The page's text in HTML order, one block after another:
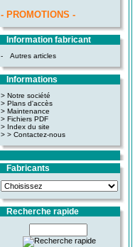
- PROMOTIONS -
Information fabricant
- Autres articles
Informations
> Notre société
> Plans d'accès
> Maintenance
> Fichiers PDF
> Index du site
> > Contactez-nous
Fabricants
Recherche rapide